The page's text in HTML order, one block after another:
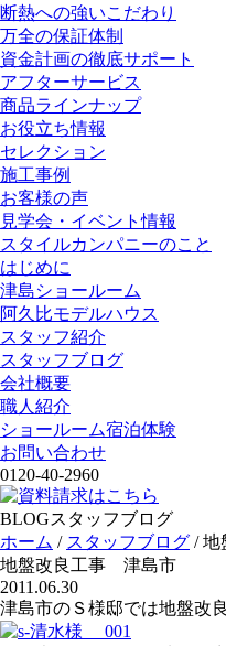
断熱への強いこだわり
万全の保証体制
資金計画の徹底サポート
アフターサービス
商品ラインナップ
お役立ち情報
セレクション
施工事例
お客様の声
見学会・イベント情報
スタイルカンパニーのこと
はじめに
津島ショールーム
阿久比モデルハウス
スタッフ紹介
スタッフブログ
会社概要
職人紹介
ショールーム宿泊体験
お問い合わせ
0120-40-2960
BLOGスタッフブログ
ホーム / スタッフブログ /地
地盤改良工事 津島市
2011.06.30
津島市のＳ様邸では地盤改